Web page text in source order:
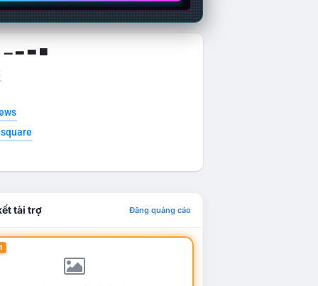
▁ ▂ ▃ ▄
tài trợ Đăng quảng cáo